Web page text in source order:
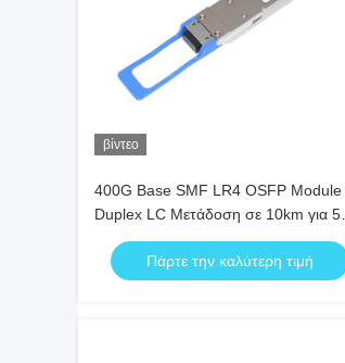
βίντεο
400G Base SMF LR4 OSFP Module
Duplex LC Μετάδοση σε 10km για 5G
Data Center
Πάρτε την καλύτερη τιμή